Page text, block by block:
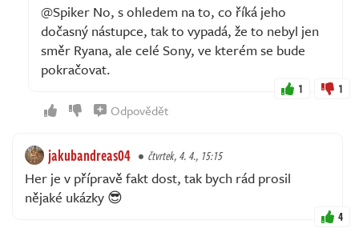
@Spiker No, s ohledem na to, co říká jeho
dočasný nástupce, tak to vypadá, že to nebyl jen
směr Ryana, ale celé Sony, ve kterém se bude
pokračovat.
1 1
Odpovědět
jakubandreas04 čtvrtek, 4. 4., 15:15
Her je v přípravě fakt dost, tak bych rád prosil
nějaké ukázky 😎
4